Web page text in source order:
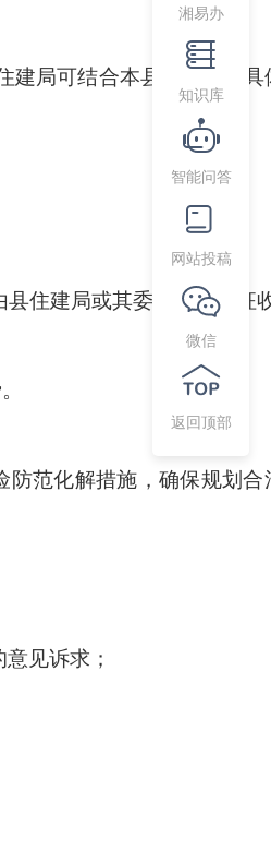
建局可结合本县实际制定具
住建局或其委托的单位征
防范化解措施，确保规划合
见诉求；
湘易办
知识库
智能问答
网站投稿
微信
返回顶部